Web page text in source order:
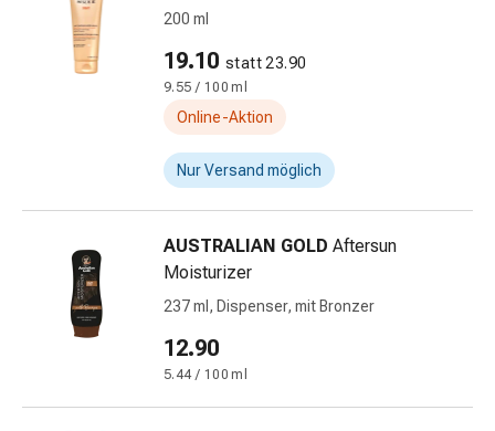
Atmungstraktbeschwerden
Infektionen
Windpocken
Neurologische
Erkrankungen
Schwindelgefühl
Stoffwechsel
Osteoporose
Immunsuppressiva
Insektenschutz
und
-
Mücken-
200 ml
19.10 statt 23.90
9.55 / 100 ml
Online-Aktion
Nur Versand möglich
AUSTRALIAN GOLD Aftersun
Moisturizer
237 ml, Dispenser, mit Bronzer
12.90
5.44 / 100 ml